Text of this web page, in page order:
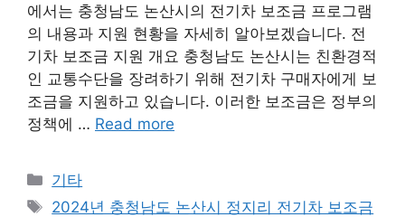
에서는 충청남도 논산시의 전기차 보조금 프로그램
의 내용과 지원 현황을 자세히 알아보겠습니다. 전
기차 보조금 지원 개요 충청남도 논산시는 친환경적
인 교통수단을 장려하기 위해 전기차 구매자에게 보
조금을 지원하고 있습니다. 이러한 보조금은 정부의
정책에 … Read more
Categories
기타
Tags
2024년 충청남도 논산시 정지리 전기차 보조금